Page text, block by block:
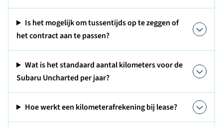
Is het mogelijk om tussentijds op te zeggen of
het contract aan te passen?
Wat is het standaard aantal kilometers voor de
Subaru Uncharted per jaar?
Hoe werkt een kilometerafrekening bij lease?